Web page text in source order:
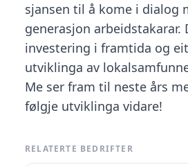
sjansen til å kome i dialog
generasjon arbeidstakarar.
investering i framtida og
utviklinga av
Me ser fram til neste års
følgje utviklinga vidare!
RELATERTE BEDRIFTER